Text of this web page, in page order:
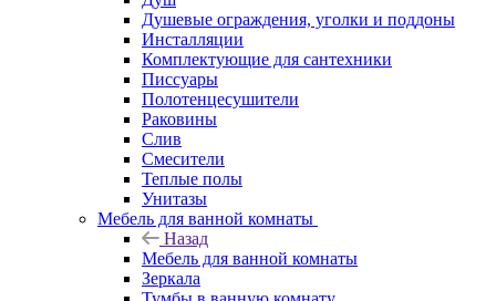
Душевые ограждения, уголки и поддоны
Инсталляции
Комплектующие для сантехники
Писсуары
Полотенцесушители
Раковины
Слив
Смесители
Теплые полы
Унитазы
Мебель для ванной комнаты
Назад
Мебель для ванной комнаты
Зеркала